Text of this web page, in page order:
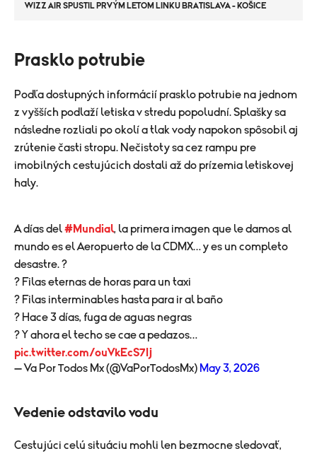
WIZZ AIR SPUSTIL PRVÝM LETOM LINKU BRATISLAVA - KOŠICE
Prasklo potrubie
Podľa dostupných informácií prasklo potrubie na jednom
z vyšších podlaží letiska v stredu popoludní. Splašky sa
následne rozliali po okolí a tlak vody napokon spôsobil aj
zrútenie časti stropu. Nečistoty sa cez rampu pre
imobilných cestujúcich dostali až do prízemia letiskovej
haly.
A días del#Mundial, la primera imagen que le damos al
mundo es el Aeropuerto de la CDMX… y es un completo
desastre. ?
? Filas eternas de horas para un taxi
? Filas interminables hasta para ir al baño
? Hace 3 días, fuga de aguas negras
? Y ahora el techo se cae a pedazos…
pic.twitter.com/ouVkEcS7Ij
— Va Por Todos Mx (@VaPorTodosMx) May 3, 2026
Vedenie odstavilo vodu
Cestujúci celú situáciu mohli len bezmocne sledovať,